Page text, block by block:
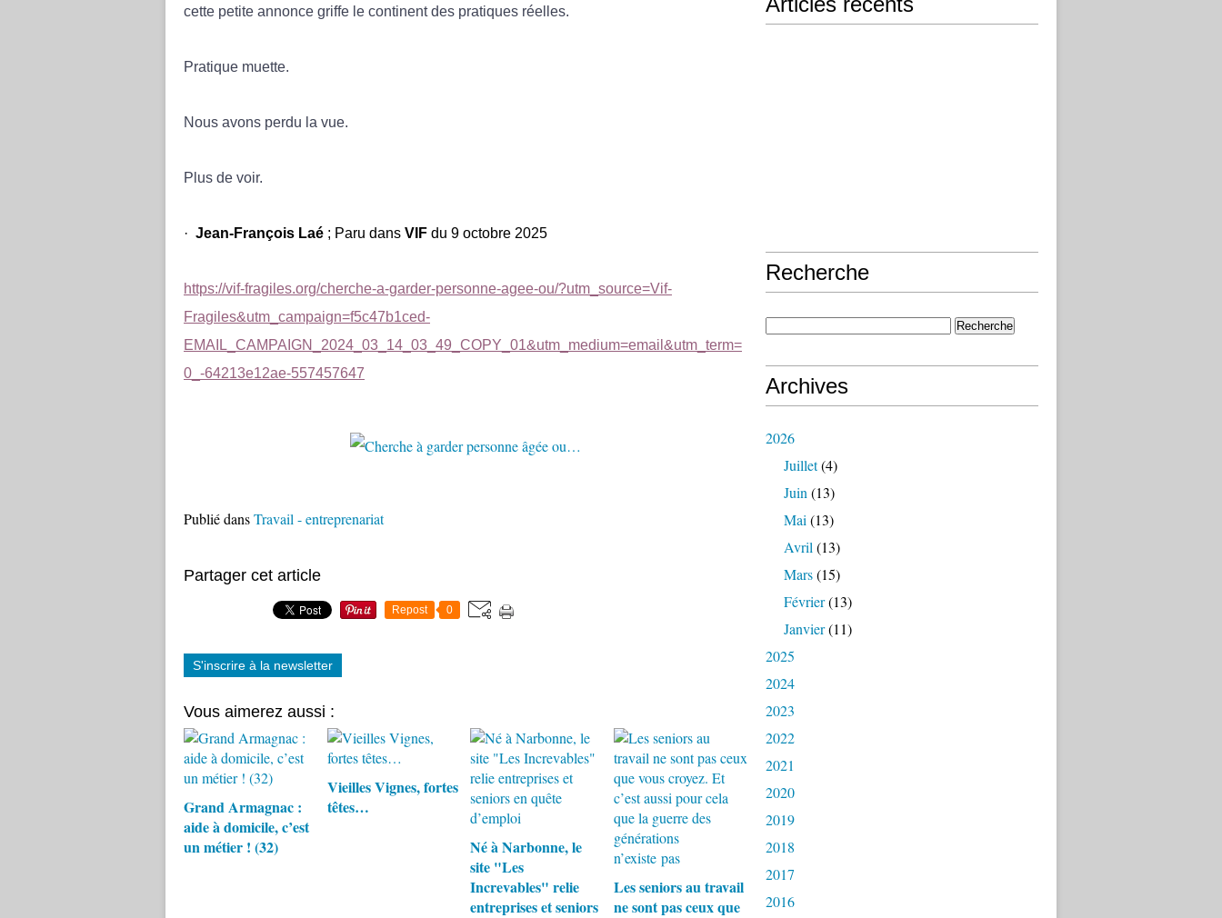
cette petite annonce griffe le continent des pratiques réelles.
Pratique muette.
Nous avons perdu la vue.
Plus de voir.
· Jean-François Laé ; Paru dans VIF du 9 octobre 2025
https://vif-fragiles.org/cherche-a-garder-personne-agee-ou/?utm_source=Vif-
Fragiles&utm_campaign=f5c47b1ced-
EMAIL_CAMPAIGN_2024_03_14_03_49_COPY_01&utm_medium=email&utm_term=
0_-64213e12ae-557457647
Publié dansTravail - entreprenariat
Partager cet article
Repost 0
S'inscrire à la newsletter
Vous aimerez aussi :
Grand Armagnac :
aide à domicile, c’est
un métier ! (32)
Vieilles Vignes, fortes
têtes…
Né à Narbonne, le
site "Les
Increvables" relie
entreprises et seniors
Les seniors au travail
ne sont pas ceux que
Recherche
Archives
2026
Juillet(4)
Juin (13)
Mai (13)
Avril (13)
Mars(15)
Février(13)
Janvier(11)
2025
2024
2023
2022
2021
2020
2019
2018
2017
2016